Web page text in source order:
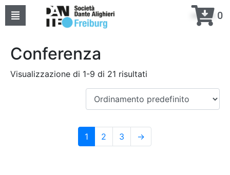
Chi siamo
0
Conferenza
Visualizzazione di 1-9 di 21 risultati
1 2 3 →